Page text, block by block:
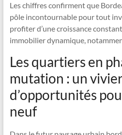
Les chiffres confirment que
pôle incontournable pour tout
profiter d’une croissance
immobilier dynamique,
Les quartiers en
mutation : un
d’opportunités
neuf